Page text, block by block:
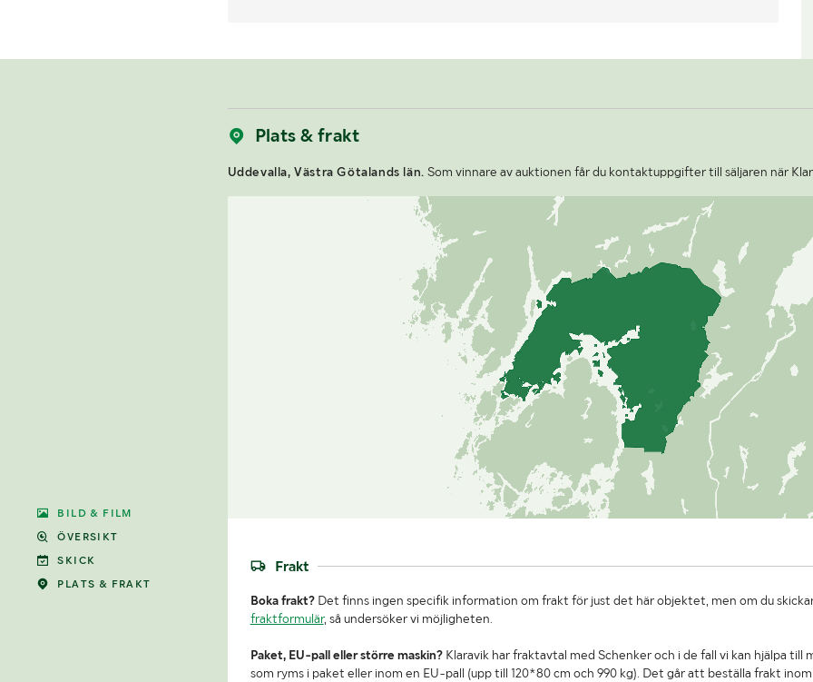
BILD & FILM
ÖVERSIKT
SKICK
PLATS & FRAKT
Plats & frakt
Uddevalla, Västra Götalands län. Som vinnare av auktionen får du kontaktuppgifter till säljaren när
Frakt
Boka frakt?Det finns ingen specifik information om frakt för just det här objektet, men om du
fraktformulär, så undersöker vi möjligheten.
Paket, EU-pall eller större maskin?Klaravik har fraktavtal med Schenker och i de fall vi kan hjälpa till
som ryms i paket eller inom en EU-pall (upp till 120*80 cm och 990 kg). Det går att beställa frakt